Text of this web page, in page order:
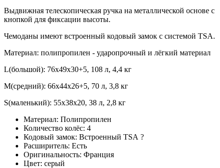
Выдвижная телескопическая ручка на металлической основе с
кнопкой для фиксации высоты.
Чемоданы имеют встроенный кодовый замок с системой TSA.
Материал: полипропилен - ударопрочный и лёгкий материал
L(большой): 76х49х30+5, 108 л, 4,4 кг
M(средний): 66х44х26+5, 70 л, 3,8 кг
S(маленький): 55х38х20, 38 л, 2,8 кг
Материал: Полипропилен
Количество колёс: 4
Кодовый замок: Встроенный TSA ?
Расширитель: Есть
Оригинальность: Франция
Цвет: серый